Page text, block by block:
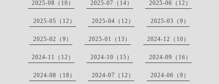
2025-08（10） 2025-07（14） 2025-06（12）
2025-05（12） 2025-04（12） 2025-03（9）
2025-02（9） 2025-01（13） 2024-12（10）
2024-11（12） 2024-10（15） 2024-09（16）
2024-08（18） 2024-07（12） 2024-06（9）